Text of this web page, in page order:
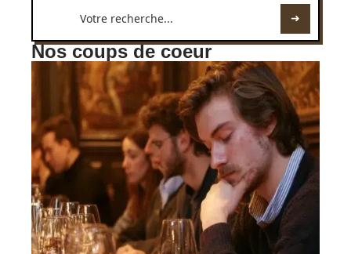
Nos coups de coeur